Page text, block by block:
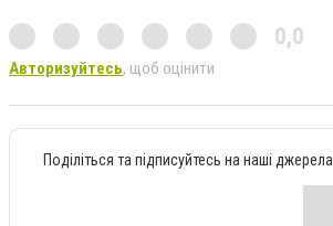
0,0
Авторизуйтесь, щоб оцінити
Поділіться та підписуйтесь на наші джерела